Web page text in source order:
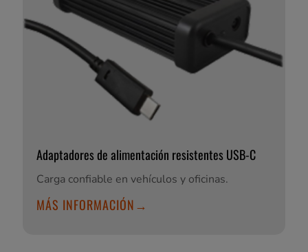
Adaptadores de alimentación resistentes USB-C
Carga confiable en vehículos y oficinas.
MÁS INFORMACIÓN→